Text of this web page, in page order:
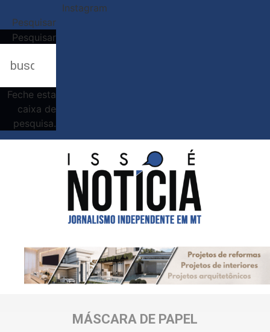
Instagram
Pesquisar
Pesquisar
Feche esta
caixa de
pesquisa.
MÁSCARA DE PAPEL